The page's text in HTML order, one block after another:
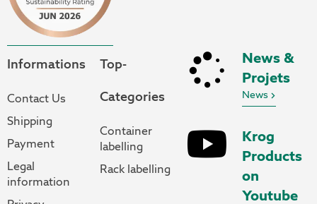
Informations
Contact Us
Shipping
Payment
Legal
information
Top-
Categories
Container
labelling
Rack labelling
News &
Projets
News
Krog
Products
on
Youtube